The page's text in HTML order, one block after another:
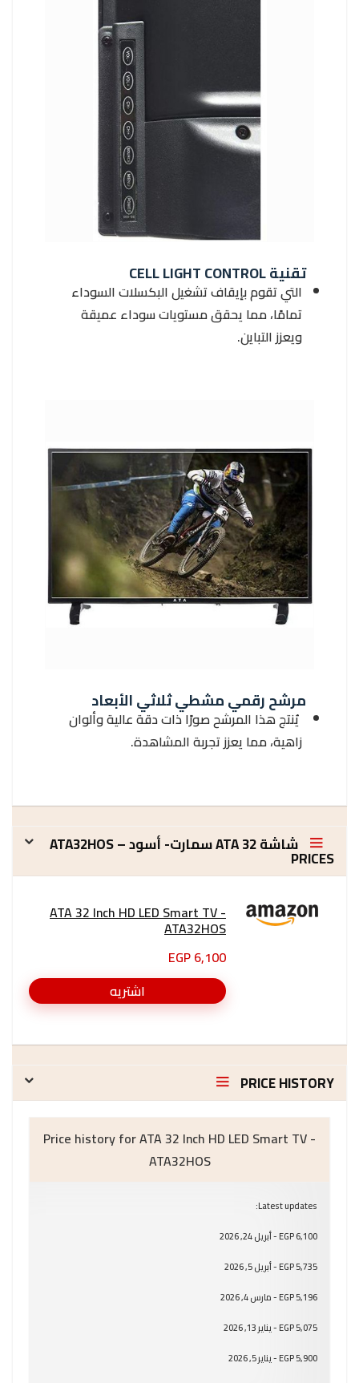
تقنية CELL LIGHT CONTROL
التي تقوم بإيقاف تشغيل البكسلات السوداء
تمامًا، مما يحقق مستويات سوداء عميقة
ويعزز التباين.
مرشح رقمي مشطي ثلاثي الأبعاد
يُنتج هذا المرشح صورًا ذات دقة عالية وألوان
زاهية، مما يعزز تجربة المشاهدة.
شاشة 32 ATA سمارت- أسود – ATA32HOS
PRICES
ATA 32 Inch HD LED Smart TV -
ATA32HOS
6,100 EGP
اشتريه
PRICE HISTORY
Price history for ATA 32 Inch HD LED Smart TV -
ATA32HOS
Latest updates:
6,100 EGP - أبريل 24, 2026
5,735 EGP - أبريل 5, 2026
5,196 EGP - مارس 4, 2026
5,075 EGP - يناير 13, 2026
5,900 EGP - يناير 5, 2026